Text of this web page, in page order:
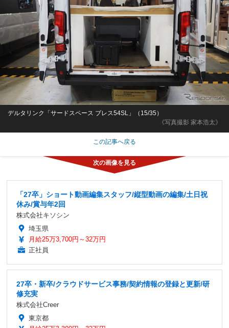
《写真撮影 家本浩太》
デルタリンク「サードスペース ブレス54SL」（15/35）
この記事へ戻る
「27卒」ショート動画編集スタッフ/縦型動画の編集/土日祝
休み/賞与年2回
株式会社キソシン
埼玉県
月給25万3,700円～32万円
正社員
27卒・新卒/クラウドサービス事務/契約情報の登録と更新/研
修充実
株式会社Creer
東京都